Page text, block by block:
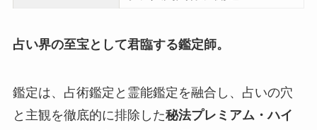
占い界の至宝として君臨する鑑定師。
鑑定は、占術鑑定と霊能鑑定を融合し、占いの穴
と主観を徹底的に排除した秘法プレミアム・ハイ